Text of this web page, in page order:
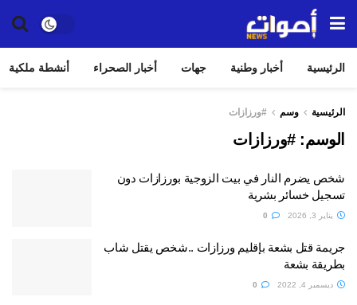
الرئيسية أخبار وطنية جهات أخبار الصحراء أنشطة ملكية
الرئيسية وسم #ورزازات
الوسم:#ورزازات
شخص يضرم النار في بيت الزوجية بورزازات دون
تسجيل خسائر بشرية
يناير 3, 2026
جريمة قتل بشعة بإقليم ورزازات ..شخص يقتل شاب
بطريقة بشعة
ديسمبر 4, 2022